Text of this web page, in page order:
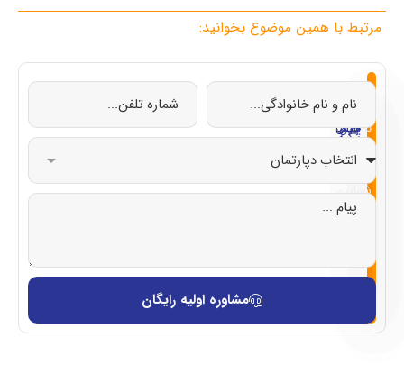
مرتبط با همین موضوع بخوانید:
از
صفر
تا
با
شماییم
تحصیل
ترکیه
در
ایتالیا
در
چین
در
قبرس
مشاوره اولیه رایگان